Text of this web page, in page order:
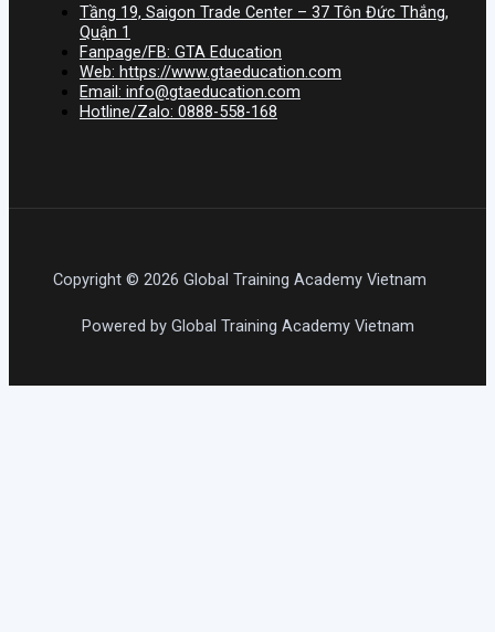
Tầng 19, Saigon Trade Center – 37 Tôn Đức Thắng,
Quận 1
Fanpage/FB: GTA Education
Web: https://www.gtaeducation.com
Email: info@gtaeducation.com
Hotline/Zalo: 0888-558-168
Copyright © 2026 Global Training Academy Vietnam
Powered by Global Training Academy Vietnam